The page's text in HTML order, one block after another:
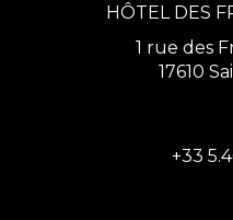
HÔTEL DES
1 rue des
17610
+33